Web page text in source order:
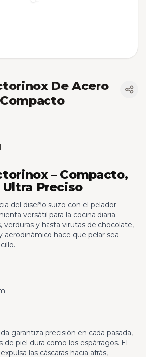
De Acero
– Compacto,
Preciso
del diseño suizo con el pelador
versátil para la cocina diaria.
verduras y hasta virutas de chocolate,
aerodinámico hace que pelar sea
garantiza precisión en cada pasada,
de piel dura como los espárragos. El
las cáscaras hacia atrás,